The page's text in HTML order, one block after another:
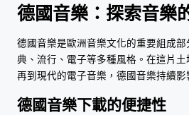
分
頁
德國音樂：探索音樂
德國音樂是歐洲音樂文化的重要組成
典、流行、電子等多種風格。在這片土
再到現代的電子音樂，德國音樂持續影
德國音樂下載的便捷性